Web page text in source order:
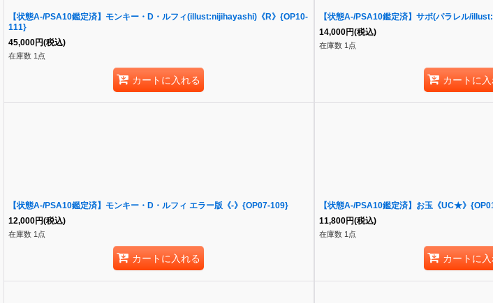
【状態A-/PSA10鑑定済】モンキー・D・ルフィ(illust:nijihayashi)《R》{OP10-
111}
45,000円(税込)
在庫数 1点
カートに入れる
【状態A-/PSA10鑑定済】サボ(パラレル/
14,000円(税込)
在庫数 1点
カートに
【状態A-/PSA10鑑定済】モンキー・D・ルフィ エラー版《-》{OP07-109}
12,000円(税込)
在庫数 1点
カートに入れる
【状態A-/PSA10鑑定済】お玉《UC★》
11,800円(税込)
在庫数 1点
カートに